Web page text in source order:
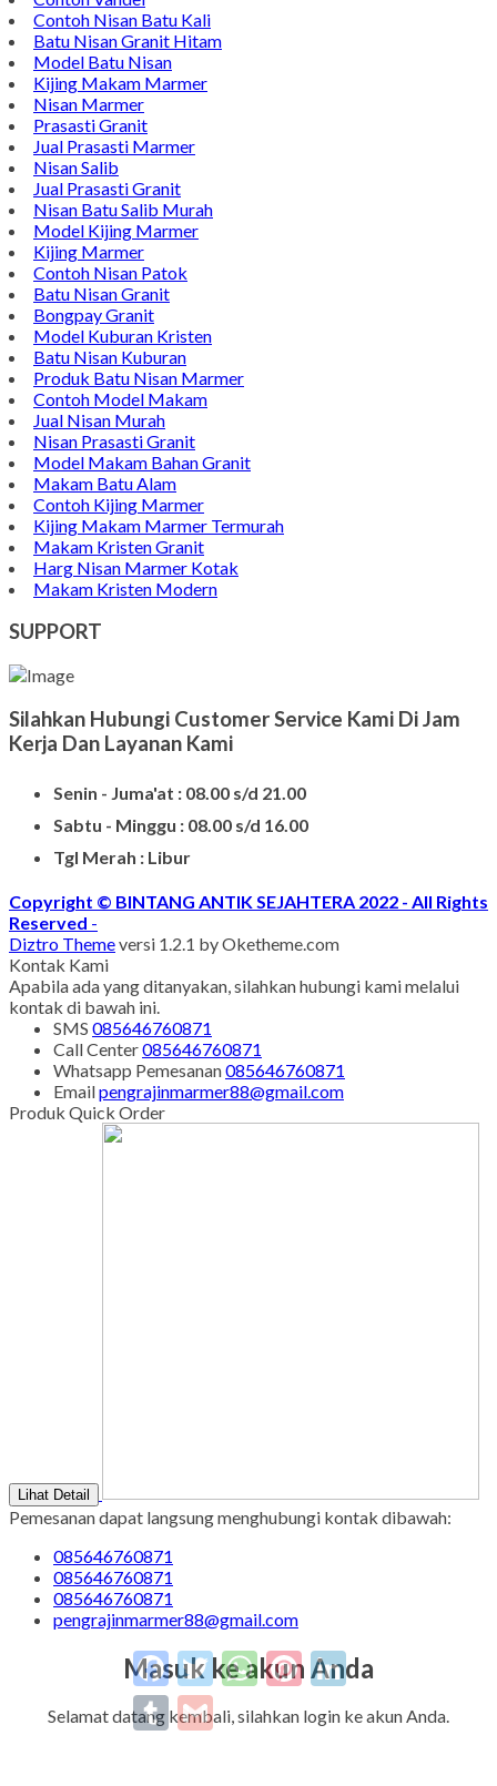
Model Plakat Vandel Unik
Contoh Vandel
Contoh Nisan Batu Kali
Batu Nisan Granit Hitam
Model Batu Nisan
Kijing Makam Marmer
Nisan Marmer
Prasasti Granit
Jual Prasasti Marmer
Nisan Salib
Jual Prasasti Granit
Nisan Batu Salib Murah
Model Kijing Marmer
Kijing Marmer
Contoh Nisan Patok
Batu Nisan Granit
Bongpay Granit
Model Kuburan Kristen
Batu Nisan Kuburan
Produk Batu Nisan Marmer
Contoh Model Makam
Jual Nisan Murah
Nisan Prasasti Granit
Model Makam Bahan Granit
Makam Batu Alam
Contoh Kijing Marmer
Kijing Makam Marmer Termurah
Makam Kristen Granit
Harg Nisan Marmer Kotak
Makam Kristen Modern
SUPPORT
Silahkan Hubungi Customer Service Kami Di Jam
Senin - Juma'at : 08.00 s/d 21.00
Sabtu - Minggu : 08.00 s/d 16.00
Tgl Merah : Libur
Copyright © BINTANG ANTIK SEJAHTERA 2022 - All Rights
Reserved-
Diztro Theme
versi 1.2.1 by Oketheme.com
Facebook
TwitterWhatsAppPinterestLinkedIn
Tumblr
Kontak Kami
Apabila ada yang ditanyakan, silahkan hubungi kami melalui
kontak di bawah ini.
SMS085646760871
Call Center 085646760871
WhatsappPemesanan085646760871
Emailpengrajinmarmer88@gmail.com
Produk Quick Order
Lihat Detail
Pemesanan dapat langsung menghubungi kontak dibawah:
085646760871
085646760871
085646760871
pengrajinmarmer88@gmail.com
Masuk ke akun Anda